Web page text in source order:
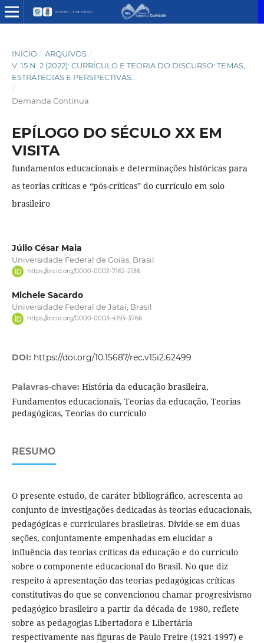
INÍCIO / ARQUIVOS /
V. 15 N. 2 (2022): CURRÍCULO E TEORIA DO DISCURSO: TEMAS,
ESTRATÉGIAS E PERSPECTIVAS...
/
Demanda Contínua
EPÍLOGO DO SÉCULO XX EM
VISITA
fundamentos educacionais e determinações históricas para
as teorias críticas e “pós-críticas” do currículo em solo
brasileiro
Júlio César Maia
Universidade Federal de Goiás, Brasil
https://orcid.org/0000-0002-7162-2136
Michele Sacardo
Universidade Federal de Jataí, Brasil
https://orcid.org/0000-0003-4193-3766
DOI: https://doi.org/10.15687/rec.v15i2.62499
Palavras-chave: História da educação brasileira,
Fundamentos educacionais, Teorias da educação, Teorias
pedagógicas, Teorias do currículo
RESUMO
O presente estudo, de caráter bibliográfico, acrescenta ao
conjunto de investigações dedicadas às teorias educacionais,
pedagógicas e curriculares brasileiras. Divide-se em duas
seções, conjuntamente empenhadas em elucidar a
influência das teorias críticas da educação e do currículo
sobre o componente educacional do Brasil. No que diz
respeito à apresentação das teorias pedagógicas críticas
constitutivas do que se convencionou chamar progresivismo
pedagógico brasileiro a partir da década de 1980, reflete
sobre as pedagogias Libertadora e Libertária
respectivamente nas figuras de Paulo Freire (1921-1997) e